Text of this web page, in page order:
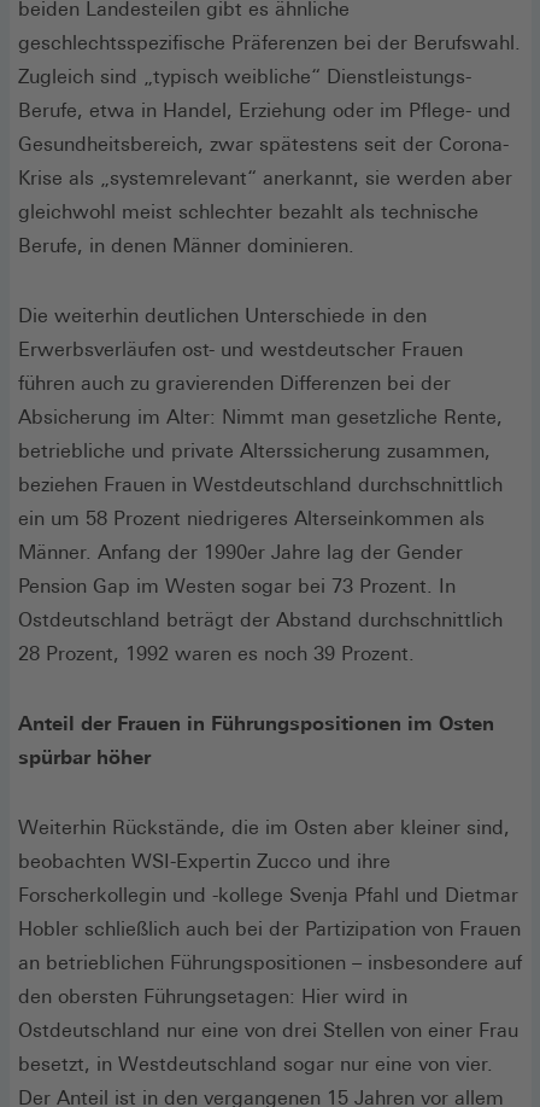
beiden Landesteilen gibt es ähnliche
geschlechtsspezifische Präferenzen bei der Berufswahl.
Zugleich sind „typisch weibliche“ Dienstleistungs-
Berufe, etwa in Handel, Erziehung oder im Pflege- und
Gesundheitsbereich, zwar spätestens seit der Corona-
Krise als „systemrelevant“ anerkannt, sie werden aber
gleichwohl meist schlechter bezahlt als technische
Berufe, in denen Männer dominieren.
Die weiterhin deutlichen Unterschiede in den
Erwerbsverläufen ost- und westdeutscher Frauen
führen auch zu gravierenden Differenzen bei der
Absicherung im Alter: Nimmt man gesetzliche Rente,
betriebliche und private Alterssicherung zusammen,
beziehen Frauen in Westdeutschland durchschnittlich
ein um 58 Prozent niedrigeres Alterseinkommen als
Männer. Anfang der 1990er Jahre lag der Gender
Pension Gap im Westen sogar bei 73 Prozent. In
Ostdeutschland beträgt der Abstand durchschnittlich
28 Prozent, 1992 waren es noch 39 Prozent.
Anteil der Frauen in Führungspositionen im Osten
spürbar höher
Weiterhin Rückstände, die im Osten aber kleiner sind,
beobachten WSI-Expertin Zucco und ihre
Forscherkollegin und -kollege Svenja Pfahl und Dietmar
Hobler schließlich auch bei der Partizipation von Frauen
an betrieblichen Führungspositionen – insbesondere auf
den obersten Führungsetagen: Hier wird in
Ostdeutschland nur eine von drei Stellen von einer Frau
besetzt, in Westdeutschland sogar nur eine von vier.
Der Anteil ist in den vergangenen 15 Jahren vor allem